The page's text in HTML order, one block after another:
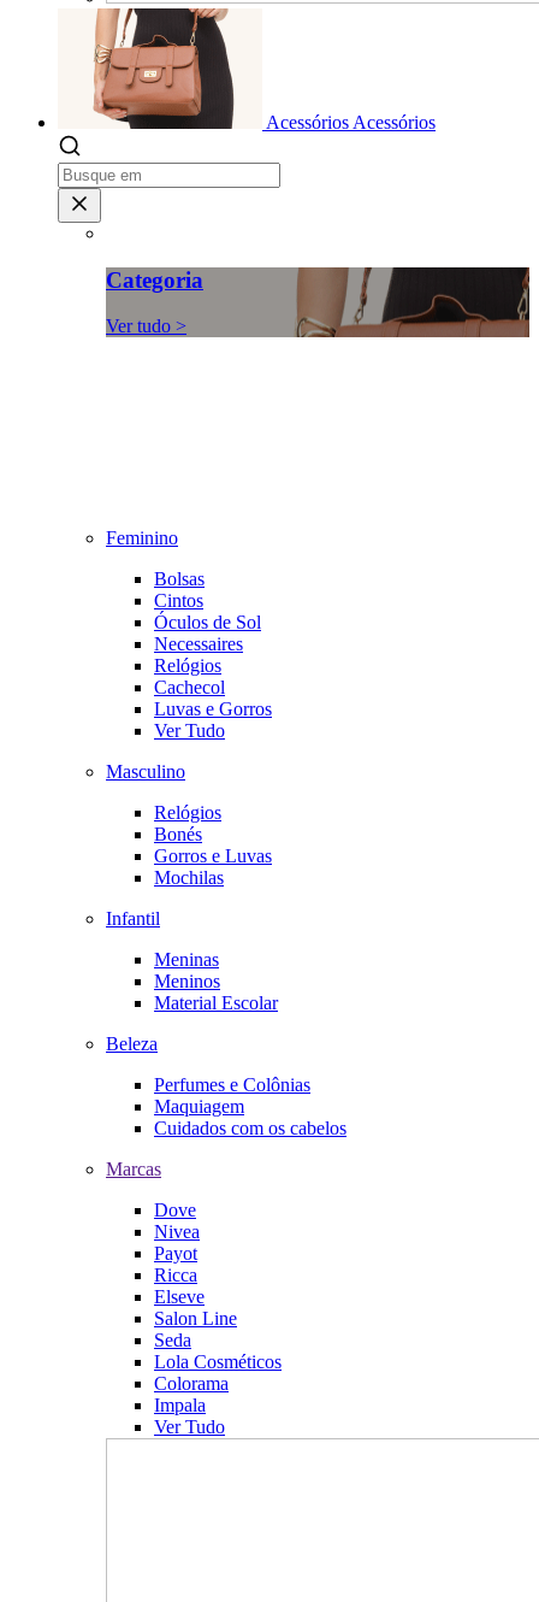
Acessórios Acessórios
Categoria
Ver tudo >
Feminino
Bolsas
Cintos
Óculos de Sol
Necessaires
Relógios
Cachecol
Luvas e Gorros
Ver Tudo
Masculino
Relógios
Bonés
Gorros e Luvas
Mochilas
Infantil
Meninas
Meninos
Material Escolar
Beleza
Perfumes e Colônias
Maquiagem
Cuidados com os cabelos
Marcas
Dove
Nivea
Payot
Ricca
Elseve
Salon Line
Seda
Lola Cosméticos
Colorama
Impala
Ver Tudo